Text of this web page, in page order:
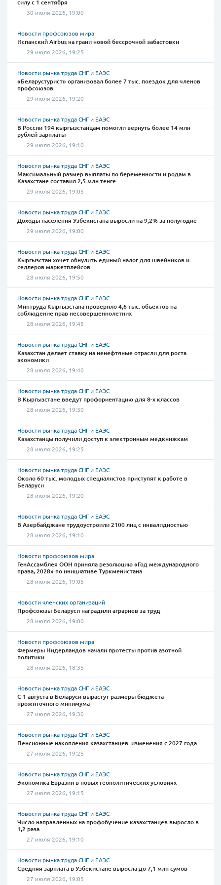
силу с 1 сентября
30 июля 2026, 19:00
Новости профсоюзов мира
Испанский Airbus на грани новой бессрочной забастовки
29 июля 2026, 19:25
Новости рынка труда СНГ и ЕАЭС
«Беларустурист» организовал более 7 тыс. поездок для членов
профсоюзов
29 июля 2026, 19:20
Новости рынка труда СНГ и ЕАЭС
В России 194 кыргызстанцам помогли вернуть более 14 млн
рублей зарплаты
29 июля 2026, 19:10
Новости рынка труда СНГ и ЕАЭС
Максимальный размер выплаты по беременности и родам в
Казахстане составил 2,5 млн тенге
29 июля 2026, 19:05
Новости рынка труда СНГ и ЕАЭС
Доходы населения Узбекистана выросли на 9,2% за полугодие
29 июля 2026, 19:00
Новости рынка труда СНГ и ЕАЭС
Кыргызстан хочет обнулить единый налог для швейников и
селлеров маркетплейсов
28 июля 2026, 19:50
Новости рынка труда СНГ и ЕАЭС
Минтруда Кыргызстана проверило 4,6 тыс. объектов на
соблюдение прав несовершеннолетних
28 июля 2026, 19:45
Новости рынка труда СНГ и ЕАЭС
Казахстан делает ставку на ненефтяные отрасли для роста
экономики
28 июля 2026, 19:40
Новости рынка труда СНГ и ЕАЭС
В Кыргызстане введут профориентацию для 8-х классов
28 июля 2026, 19:30
Новости рынка труда СНГ и ЕАЭС
Казахстанцы получили доступ к электронным медкнижкам
28 июля 2026, 19:25
Новости рынка труда СНГ и ЕАЭС
Около 60 тыс. молодых специалистов приступят к работе в
Беларуси
28 июля 2026, 19:20
Новости рынка труда СНГ и ЕАЭС
В Азербайджане трудоустроили 2100 лиц с инвалидностью
28 июля 2026, 19:10
Новости профсоюзов мира
ГенАссамблея ООН приняла резолюцию «Год международного
права, 2028» по инициативе Туркменистана
28 июля 2026, 19:05
Новости членских организаций
Профсоюзы Беларуси наградили аграриев за труд
28 июля 2026, 19:00
Новости профсоюзов мира
Фермеры Нидерландов начали протесты против азотной
политики
28 июля 2026, 18:35
Новости рынка труда СНГ и ЕАЭС
С 1 августа в Беларуси вырастут размеры бюджета
прожиточного минимума
27 июля 2026, 19:30
Новости рынка труда СНГ и ЕАЭС
Пенсионные накопления казахстанцев: изменения с 2027 года
27 июля 2026, 19:25
Новости рынка труда СНГ и ЕАЭС
Экономика Евразии в новых геополитических условиях
27 июля 2026, 19:15
Новости рынка труда СНГ и ЕАЭС
Число направленных на профобучение казахстанцев выросло в
1,2 раза
27 июля 2026, 19:10
Новости рынка труда СНГ и ЕАЭС
Средняя зарплата в Узбекистане выросла до 7,1 млн сумов
27 июля 2026, 19:05